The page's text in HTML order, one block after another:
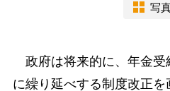
写
政府は将来的に、年金受
に繰り延べする制度改正